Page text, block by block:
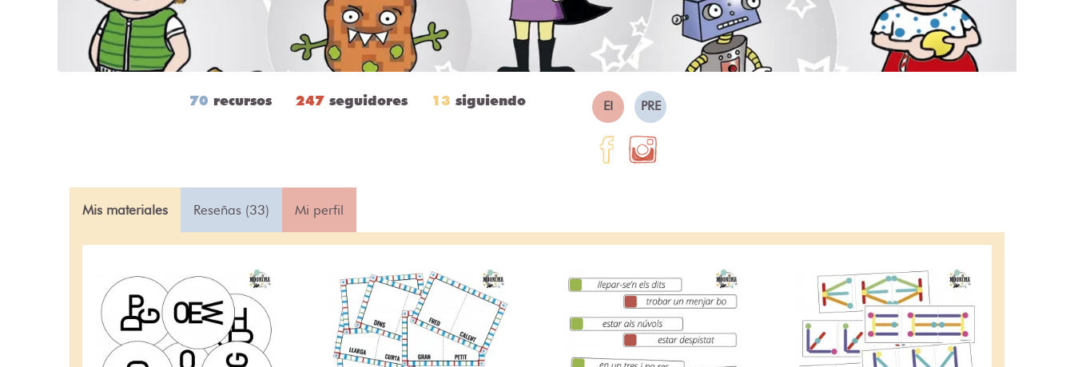
70 recursos 247 seguidores 13 siguiendo EI PRE
Mis materiales Reseñas (33) Mi perfil